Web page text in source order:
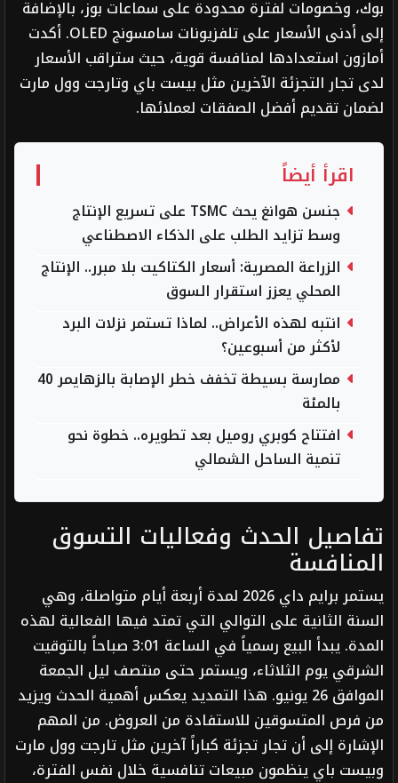
بوك، وخصومات لفترة محدودة على سماعات بوز، بالإضافة
إلى أدنى الأسعار على تلفزيونات سامسونج OLED. أكدت
أمازون استعدادها لمنافسة قوية، حيث ستراقب الأسعار
لدى تجار التجزئة الآخرين مثل بيست باي وتارجت وول مارت
لضمان تقديم أفضل الصفقات لعملائها.
اقرأ أيضاً
جنسن هوانغ يحث TSMC على تسريع الإنتاج
وسط تزايد الطلب على الذكاء الاصطناعي
الزراعة المصرية: أسعار الكتاكيت بلا مبرر.. الإنتاج
المحلي يعزز استقرار السوق
انتبه لهذه الأعراض.. لماذا تستمر نزلات البرد
لأكثر من أسبوعين؟
ممارسة بسيطة تخفف خطر الإصابة بالزهايمر 40
بالمئة
افتتاح كوبري روميل بعد تطويره.. خطوة نحو
تنمية الساحل الشمالي
تفاصيل الحدث وفعاليات التسوق
المنافسة
يستمر برايم داي 2026 لمدة أربعة أيام متواصلة، وهي
السنة الثانية على التوالي التي تمتد فيها الفعالية لهذه
المدة. يبدأ البيع رسمياً في الساعة 3:01 صباحاً بالتوقيت
الشرقي يوم الثلاثاء، ويستمر حتى منتصف ليل الجمعة
الموافق 26 يونيو. هذا التمديد يعكس أهمية الحدث ويزيد
من فرص المتسوقين للاستفادة من العروض. من المهم
الإشارة إلى أن تجار تجزئة كباراً آخرين مثل تارجت وول مارت
وبيست باي ينظمون مبيعات تنافسية خلال نفس الفترة،